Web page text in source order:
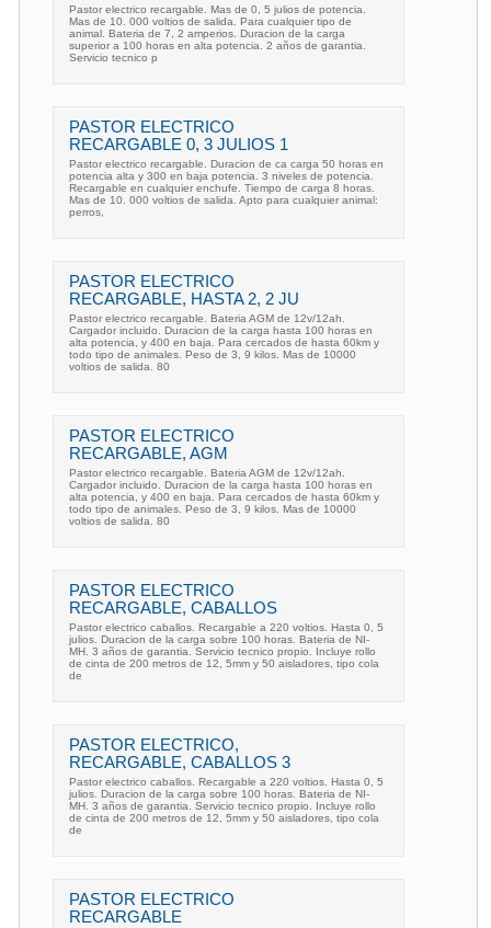
Pastor electrico recargable. Mas de 0, 5 julios de potencia.
Mas de 10. 000 voltios de salida. Para cualquier tipo de
animal. Bateria de 7, 2 amperios. Duracion de la carga
superior a 100 horas en alta potencia. 2 años de garantia.
Servicio tecnico p
PASTOR ELECTRICO
RECARGABLE 0, 3 JULIOS 1
Pastor electrico recargable. Duracion de ca carga 50 horas en
potencia alta y 300 en baja potencia. 3 niveles de potencia.
Recargable en cualquier enchufe. Tiempo de carga 8 horas.
Mas de 10. 000 voltios de salida. Apto para cualquier animal:
perros,
PASTOR ELECTRICO
RECARGABLE, HASTA 2, 2 JU
Pastor electrico recargable. Bateria AGM de 12v/12ah.
Cargador incluido. Duracion de la carga hasta 100 horas en
alta potencia, y 400 en baja. Para cercados de hasta 60km y
todo tipo de animales. Peso de 3, 9 kilos. Mas de 10000
voltios de salida. 80
PASTOR ELECTRICO
RECARGABLE, AGM
Pastor electrico recargable. Bateria AGM de 12v/12ah.
Cargador incluido. Duracion de la carga hasta 100 horas en
alta potencia, y 400 en baja. Para cercados de hasta 60km y
todo tipo de animales. Peso de 3, 9 kilos. Mas de 10000
voltios de salida. 80
PASTOR ELECTRICO
RECARGABLE, CABALLOS
Pastor electrico caballos. Recargable a 220 voltios. Hasta 0, 5
julios. Duracion de la carga sobre 100 horas. Bateria de NI-
MH. 3 años de garantia. Servicio tecnico propio. Incluye rollo
de cinta de 200 metros de 12, 5mm y 50 aisladores, tipo cola
de
PASTOR ELECTRICO,
RECARGABLE, CABALLOS 3
Pastor electrico caballos. Recargable a 220 voltios. Hasta 0, 5
julios. Duracion de la carga sobre 100 horas. Bateria de NI-
MH. 3 años de garantia. Servicio tecnico propio. Incluye rollo
de cinta de 200 metros de 12, 5mm y 50 aisladores, tipo cola
de
PASTOR ELECTRICO
RECARGABLE